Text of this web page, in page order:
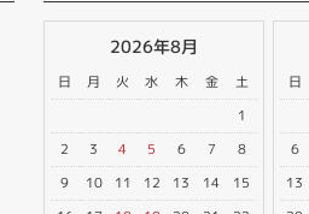
2026年8月
日 月 火 水 木 金
土
1
2
3 4 5 6 7
8
9
10 11 12 13 14
15
日
6
13